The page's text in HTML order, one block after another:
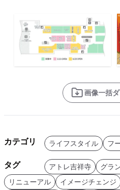
画像一括
カテゴリ ライフスタイル フ
タグ アトレ吉祥寺 グラ
リニューアル
イメージチェンジ